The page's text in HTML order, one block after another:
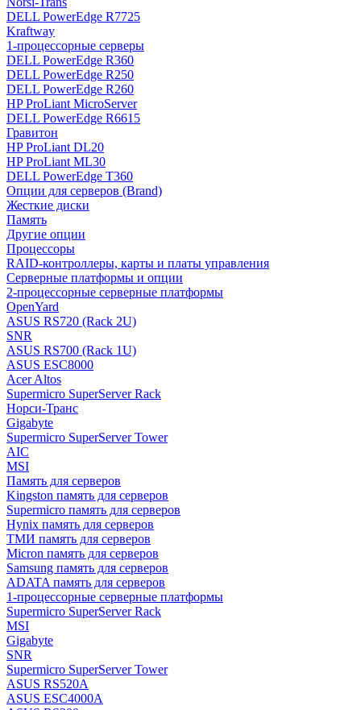
DELL PowerEdge R7725
Kraftway
1-процессорные серверы
DELL PowerEdge R360
DELL PowerEdge R250
DELL PowerEdge R260
HP ProLiant MicroServer
DELL PowerEdge R6615
Гравитон
HP ProLiant DL20
HP ProLiant ML30
DELL PowerEdge T360
Опции для серверов (Brand)
Жесткие диски
Память
Другие опции
Процессоры
RAID-контроллеры, карты и платы управления
Серверные платформы и опции
2-процессорные серверные платформы
OpenYard
ASUS RS720 (Rack 2U)
SNR
ASUS RS700 (Rack 1U)
ASUS ESC8000
Acer Altos
Supermicro SuperServer Rack
Норси-Транс
Gigabyte
Supermicro SuperServer Tower
AIC
MSI
Память для серверов
Kingston память для серверов
Supermicro память для серверов
Hynix память для серверов
ТМИ память для серверов
Micron память для серверов
Samsung память для серверов
ADATA память для серверов
1-процессорные серверные платформы
Supermicro SuperServer Rack
MSI
Gigabyte
SNR
Supermicro SuperServer Tower
ASUS RS520A
ASUS ESC4000A